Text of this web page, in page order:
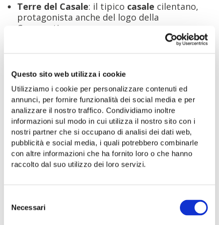
Questo sito web utilizza i cookie
Utilizziamo i cookie per personalizzare contenuti ed
annunci, per fornire funzionalità dei social media e per
analizzare il nostro traffico. Condividiamo inoltre
informazioni sul modo in cui utilizza il nostro sito con i
nostri partner che si occupano di analisi dei dati web,
pubblicità e social media, i quali potrebbero combinarle
con altre informazioni che ha fornito loro o che hanno
raccolto dal suo utilizzo dei loro servizi.
delNecessari
Terre del Casale: il tipico casale cilentano,
protagonista anche del logo della
Cooperativa.
: due
dell’omonima opera, conservate nel Museo
Diocesano d’arte sacra in Vallo della Lucania.
Olio Novello: l’ olivanella sua semplicità, una
vera primizia che racconta l’olio nella sua
essenza.
STORIA E CONTEMPORANEITÀ NELLE
NUOVE ETICHETTE
voluto dare una grande
spinta innovativa nel